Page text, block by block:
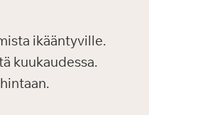
ikääntyville.
kuukaudessa.